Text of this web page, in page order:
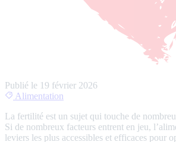
Publié le 19 février 2026
Alimentation
La fertilité est un sujet qui touche de
Si de nombreux facteurs entrent en jeu,
leviers les plus accessibles et efficaces pour